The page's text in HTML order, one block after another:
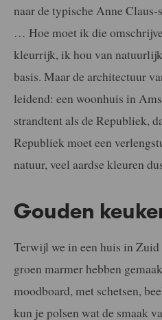
naar de typische Anne
… Hoe moet ik die
kleurrijk, ik hou van
basis. Maar de architectuur
leidend: een woonhuis in
strandtent als de Republiek,
Republiek moet een
natuur, veel aardse kleuren
Gouden
Terwijl we in een huis in Zuid
groen marmer hebben
moodboard, met schetsen,
kun je polsen wat de smaak